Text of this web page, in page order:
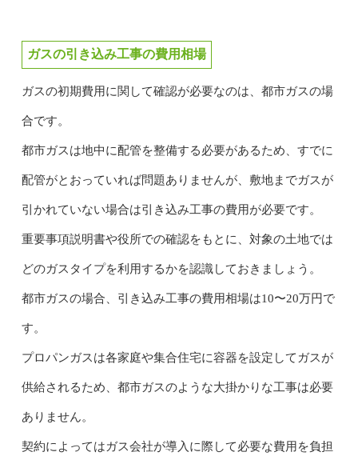
ガスの引き込み工事の費用相場
ガスの初期費用に関して確認が必要なのは、都市ガスの場
合です。
都市ガスは地中に配管を整備する必要があるため、すでに
配管がとおっていれば問題ありませんが、敷地までガスが
引かれていない場合は引き込み工事の費用が必要です。
重要事項説明書や役所での確認をもとに、対象の土地では
どのガスタイプを利用するかを認識しておきましょう。
都市ガスの場合、引き込み工事の費用相場は10〜20万円で
す。
プロパンガスは各家庭や集合住宅に容器を設定してガスが
供給されるため、都市ガスのような大掛かりな工事は必要
ありません。
契約によってはガス会社が導入に際して必要な費用を負担